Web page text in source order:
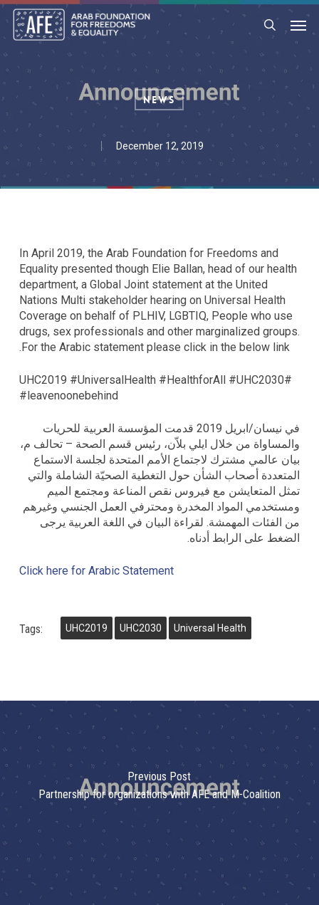
Skip
to
main
search
News
December 12, 2019
In April 2019, the Arab Foundation for Freedoms and
Equality presented though Elie Ballan, head of our health
department, a Global Joint statement at the United
Nations Multi stakeholder hearing on Universal Health
Coverage on behalf of PLHIV, LGBTIQ, People who use
drugs, sex professionals and other marginalized groups.
For the Arabic statement please click in the below link.
#UHC2019 #UniversalHealth #HealthforAll #UHC2030
#leavenoonebehind
في نيسان/ابريل 2019 قدمت المؤسسة العربية للحريات
والمساواة من خلال ايلي بلاّن، رئيس قسم الصحة – تحالف م،
بيان عالمي مشترك لاجتماع الأمم المتحدة لجلسة الاستماع
المتعددة أصحاب الشأن حول التغطية الصحيّة الشاملة والتي
تمثل المتعايشن مع فيروس نقص المناعة ومجتمع الميم
ومستخدمي المواد المخدرة ومحترفي العمل الجنسي وغيرهم
من الفئات المهمشة. لقراءة البيان في اللغة العربية يرجى
الضغط على الرابط أدناه.
Click here for Arabic Statement
Tags: UHC2019 UHC2030 Universal Health
Previous Post
Partnership for organizations with AFE and M-Coalition